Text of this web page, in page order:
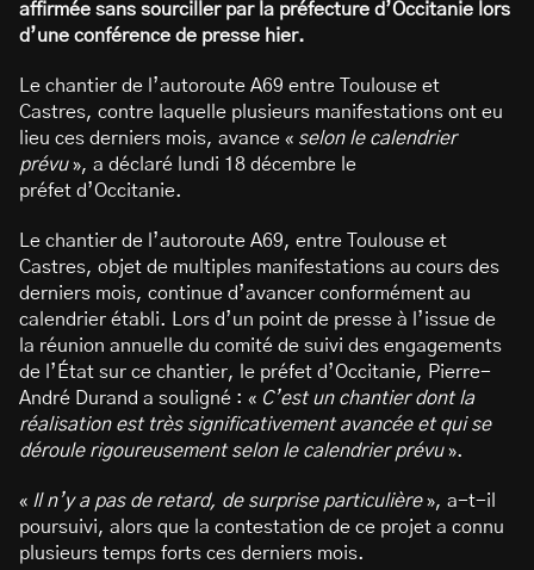
affirmée sans sourciller par la préfecture d’Occitanie lors
d’une conférence de presse hier.
Le chantier de l’autoroute A69 entre Toulouse et
Castres, contre laquelle plusieurs manifestations ont eu
lieu ces derniers mois, avance « selon le calendrier
prévu», a déclaré lundi 18 décembre le
préfet d’Occitanie.
Le chantier de l’autoroute A69, entre Toulouse et
Castres, objet de multiples manifestations au cours des
derniers mois, continue d’avancer conformément au
calendrier établi. Lors d’un point de presse à l’issue de
la réunion annuelle du comité de suivi des engagements
de l’État sur ce chantier, le préfet d’Occitanie, Pierre-
André Durand a souligné : « C’est un chantier dont la
réalisation est très significativement avancée et qui se
déroule rigoureusement selon le calendrier prévu».
« Il n’y a pas de retard, de surprise particulière», a-t-il
poursuivi, alors que la contestation de ce projet a connu
plusieurs temps forts ces derniers mois.